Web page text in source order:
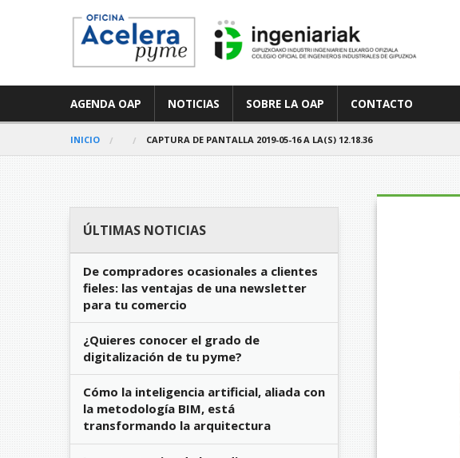
AGENDA OAP NOTICIAS SOBRE LA OAP CONTACTO
INICIO CAPTURA DE PANTALLA 2019-05-16 A LA(S) 12.18.36
ÚLTIMAS NOTICIAS
De compradores ocasionales a clientes
fieles: las ventajas de una newsletter
para tu comercio
¿Quieres conocer el grado de
digitalización de tu pyme?
Cómo la inteligencia artificial, aliada con
la metodología BIM, está
transformando la arquitectura